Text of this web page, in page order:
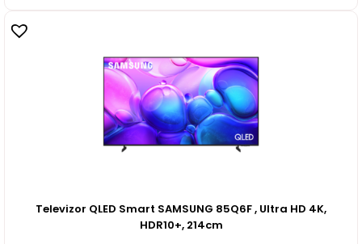
Televizor QLED Smart SAMSUNG 85Q6F , Ultra HD 4K,
HDR10+, 214cm